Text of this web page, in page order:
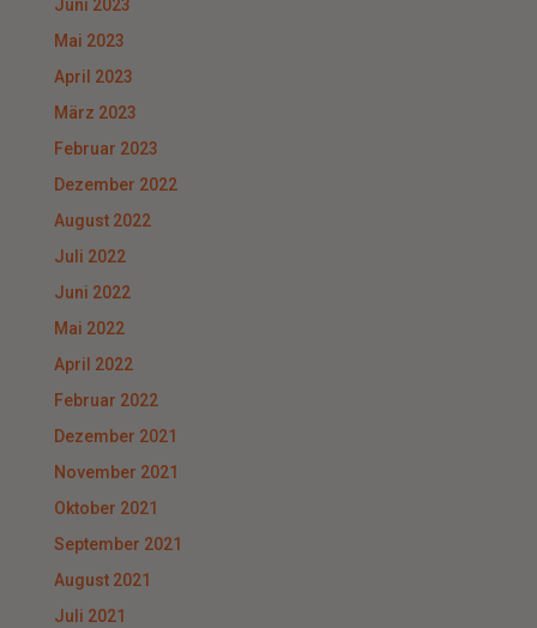
Juni 2023
Mai 2023
April 2023
März 2023
Februar 2023
Dezember 2022
August 2022
Juli 2022
Juni 2022
Mai 2022
April 2022
Februar 2022
Dezember 2021
November 2021
Oktober 2021
September 2021
August 2021
Juli 2021